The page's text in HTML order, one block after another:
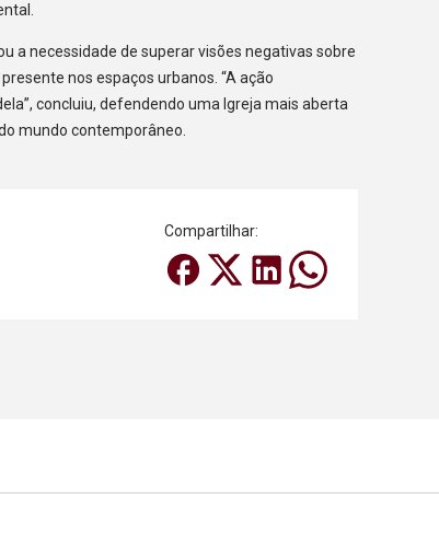
a necessidade de superar visões negativas sobre
nos espaços urbanos. “A ação
concluiu, defendendo uma Igreja mais aberta
mundo contemporâneo.
Compartilhar: